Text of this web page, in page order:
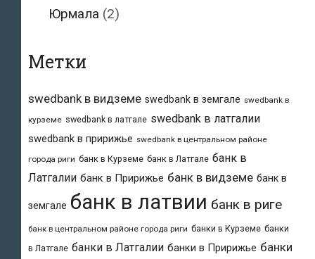
Юрмала (2)
Метки
swedbank в видземе swedbank в земгале swedbank в
курземе swedbank в латгале swedbank в латгалии
swedbank в пририжье swedbank в центральном районе
города риги банк в Курземе банк в Латгале банк в
Латгалии банк в Пририжье банк в видземе банк в
земгале банк в латвии банк в риге
банк в центральном районе города риги банки в Курземе банки
в Латгале банки в Латгалии банки в Пририжье банки